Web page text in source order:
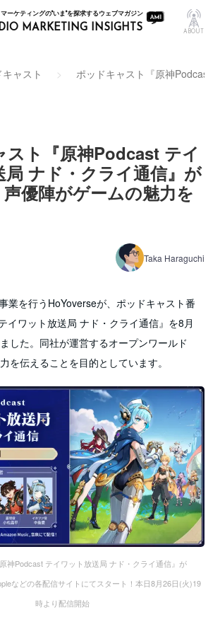
ーケティングの"いま"を探求するウェブマガジン
MARKETING INSIGHTS ABOUT
ャスト ポッドキャスト『原神Podcast
スト『原神Podcast テイ
局 ナド・クライ通信』が
優陣がゲームの魅力を
Taka Haraguchi
業を行うHoYoverseが、ポッドキャスト番
イワット放送局 ナド・クライ通信』を8月
した。同社が運営するオープンワールド
を伝えることを目的としています。
神Podcast テイワット放送局 ナド・クライ通信』が
などの各配信サイトにてスタート！本日8月26日(火)19
時より配信開始